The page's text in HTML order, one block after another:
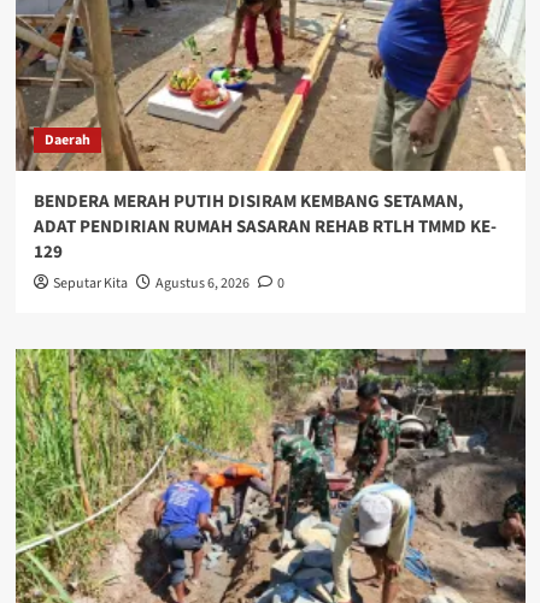
Daerah
BENDERA MERAH PUTIH DISIRAM KEMBANG SETAMAN,
ADAT PENDIRIAN RUMAH SASARAN REHAB RTLH TMMD KE-
129
Seputar Kita Agustus 6, 2026 0